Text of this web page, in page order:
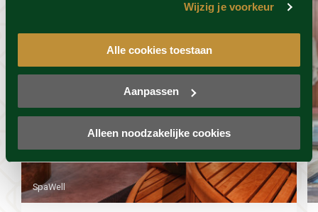
Wijzig je voorkeur
Alle cookies toestaan
Aanpassen
Alleen noodzakelijke cookies
SpaWell